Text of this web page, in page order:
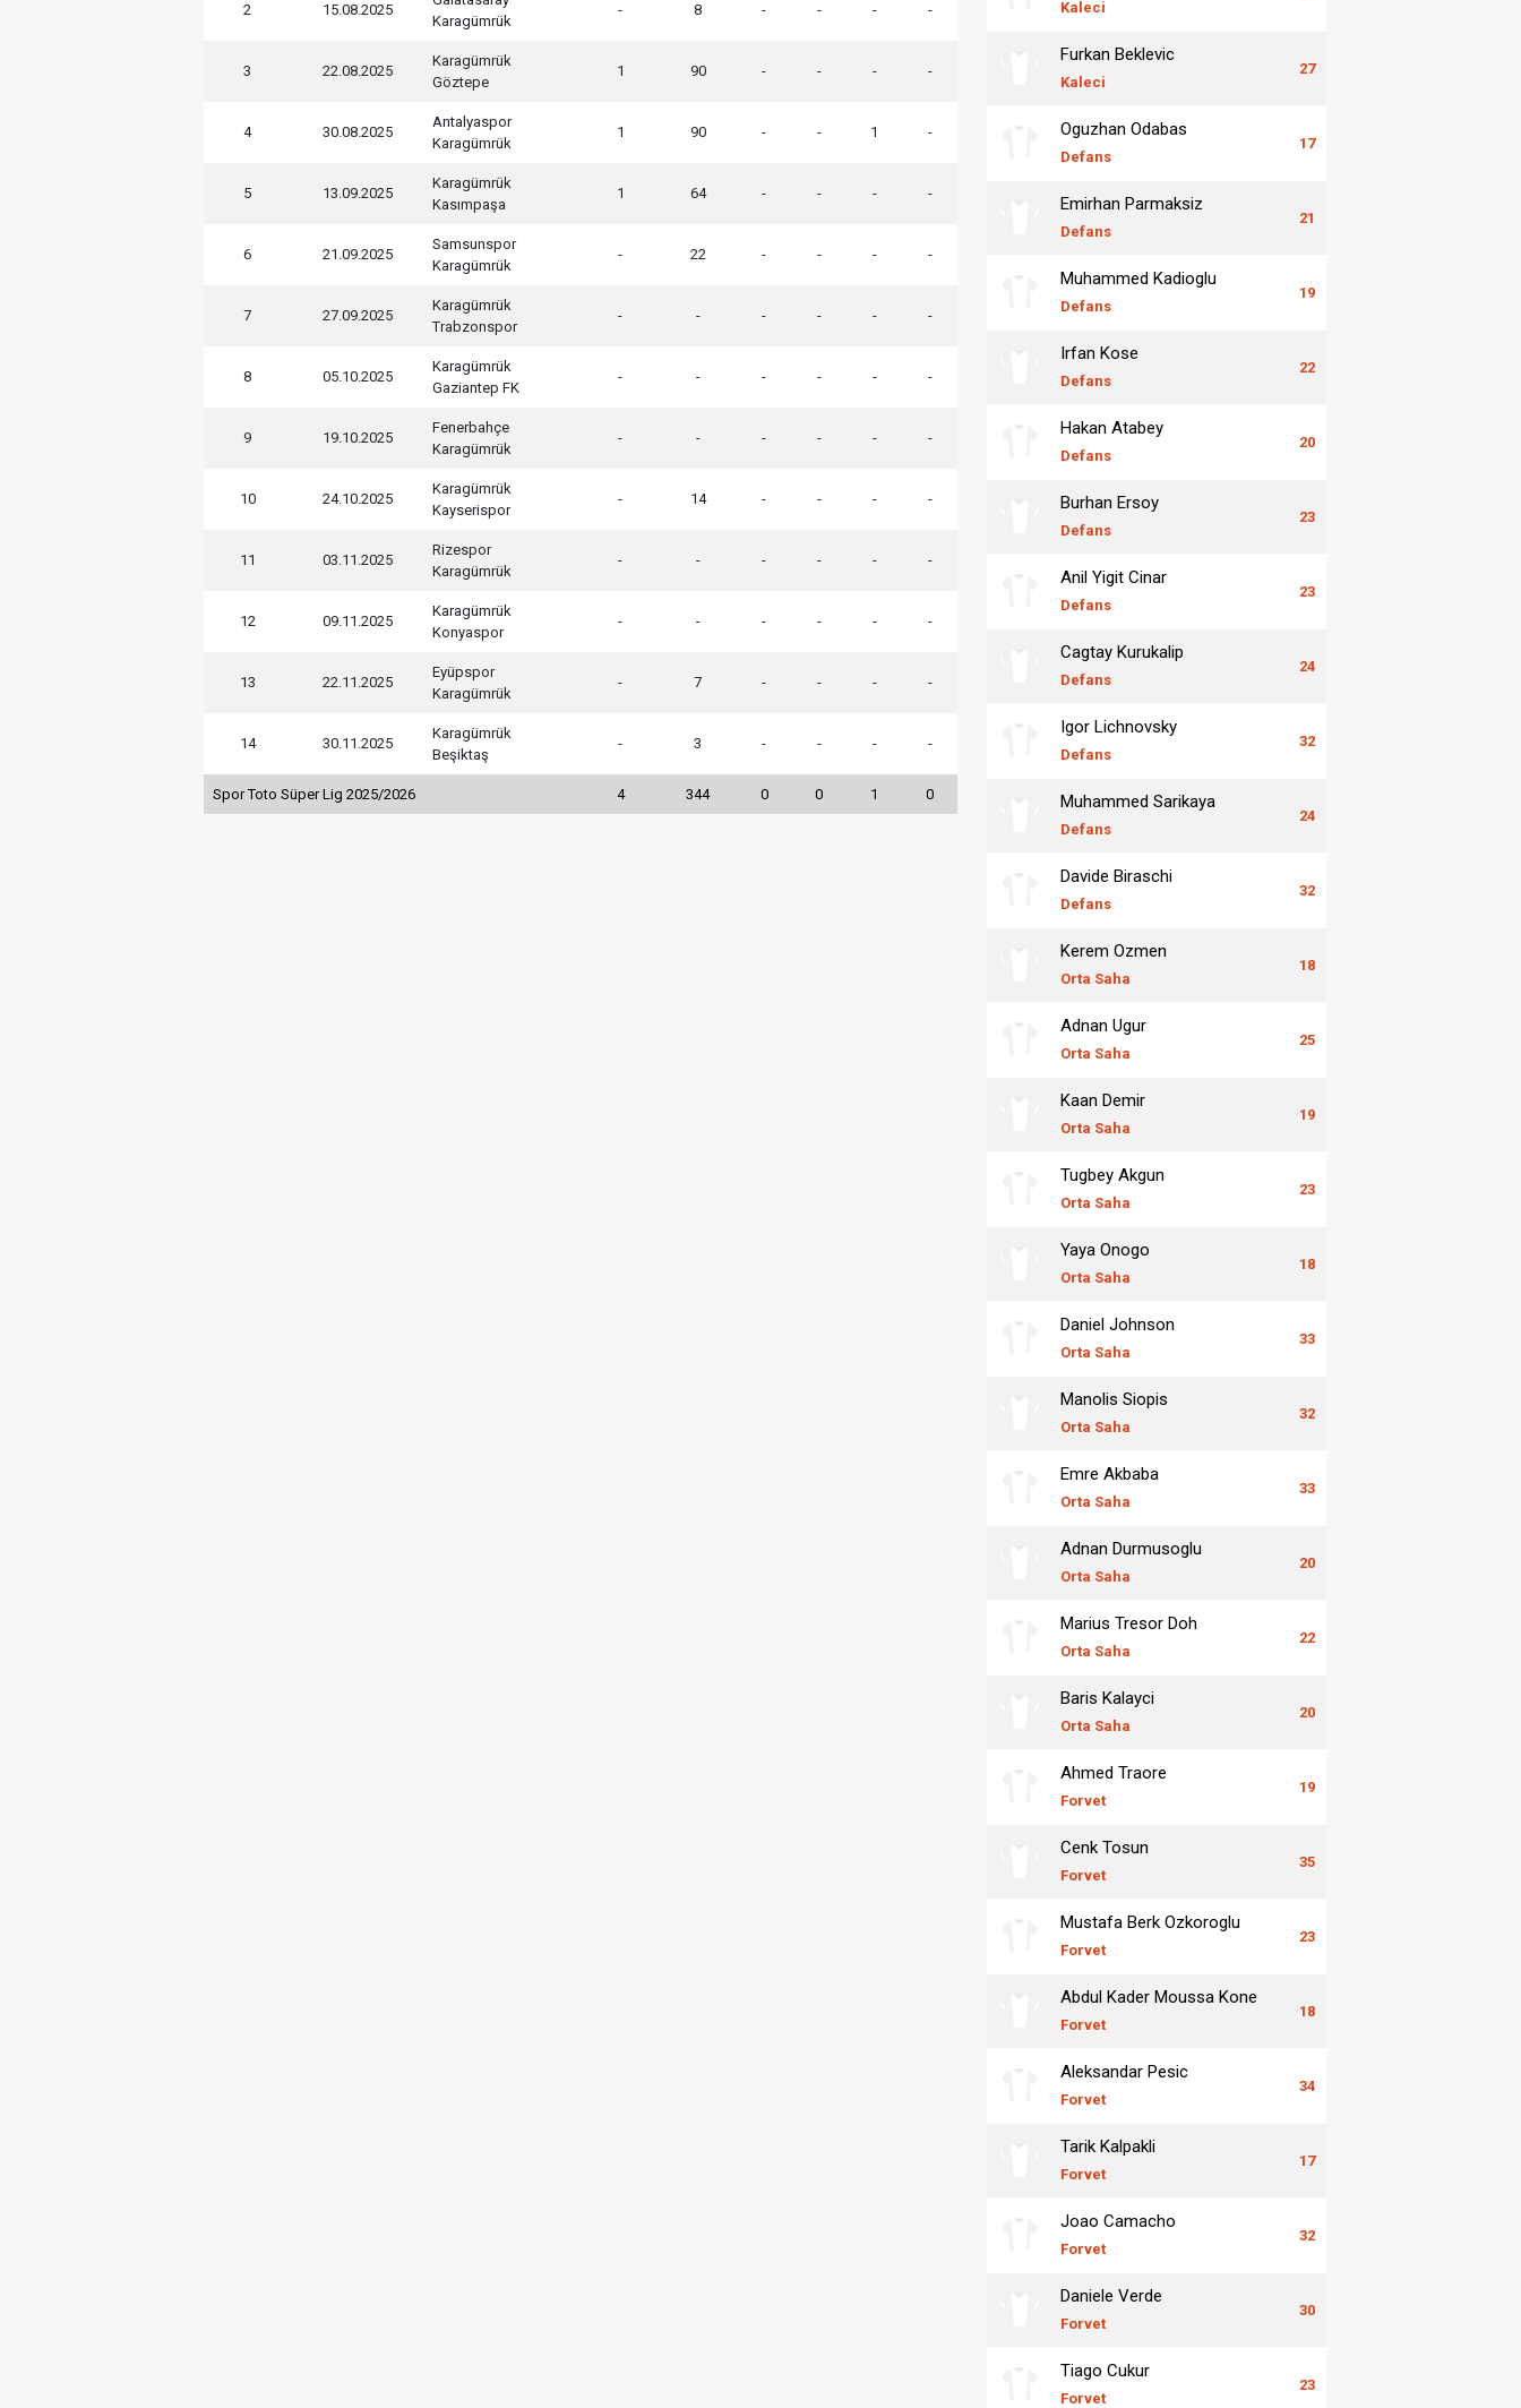
2 15.08.2025
Karagümrük
- 8 - - - -
3 22.08.2025
Karagümrük
Göztepe
1 90 - - - -
4 30.08.2025
Antalyaspor
Karagümrük
1 90 - - 1 -
5 13.09.2025
Karagümrük
Kasımpaşa
1 64 - - - -
6 21.09.2025
Samsunspor
Karagümrük
- 22 - - - -
7 27.09.2025
Karagümrük
Trabzonspor
- - - - - -
8 05.10.2025
Karagümrük
Gaziantep FK
- - - - - -
9 19.10.2025
Fenerbahçe
Karagümrük
- - - - - -
10 24.10.2025
Karagümrük
Kayserispor
- 14 - - - -
11 03.11.2025
Rizespor
Karagümrük
- - - - - -
12 09.11.2025
Karagümrük
Konyaspor
- - - - - -
13 22.11.2025
Eyüpspor
Karagümrük
- 7 - - - -
14 30.11.2025
Karagümrük
Beşiktaş
- 3 - - - -
Spor Toto Süper Lig 2025/2026 4 344 0 0 1 0
Kaleci
Furkan Beklevic
Kaleci
27
Oguzhan Odabas
Defans
17
Emirhan Parmaksiz
Defans
21
Muhammed Kadioglu
Defans
19
Irfan Kose
Defans
22
Hakan Atabey
Defans
20
Burhan Ersoy
Defans
23
Anil Yigit Cinar
Defans
23
Cagtay Kurukalip
Defans
24
Igor Lichnovsky
Defans
32
Muhammed Sarikaya
Defans
24
Davide Biraschi
Defans
32
Kerem Ozmen
Orta Saha
18
Adnan Ugur
Orta Saha
25
Kaan Demir
Orta Saha
19
Tugbey Akgun
Orta Saha
23
Yaya Onogo
Orta Saha
18
Daniel Johnson
Orta Saha
33
Manolis Siopis
Orta Saha
32
Emre Akbaba
Orta Saha
33
Adnan Durmusoglu
Orta Saha
20
Marius Tresor Doh
Orta Saha
22
Baris Kalayci
Orta Saha
20
Ahmed Traore
Forvet
19
Cenk Tosun
Forvet
35
Mustafa Berk Ozkoroglu
Forvet
23
Abdul Kader Moussa Kone
Forvet
18
Aleksandar Pesic
Forvet
34
Tarik Kalpakli
Forvet
17
Joao Camacho
Forvet
32
Daniele Verde
Forvet
30
Tiago Cukur
Forvet
23